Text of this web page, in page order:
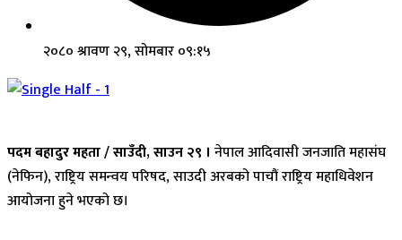
२०८० श्रावण २९, सोमबार ०९:१५
पदम बहादुर महता / साउँदी, साउन २९ । नेपाल आदिवासी जनजाति महासंघ
(नेफिन), राष्ट्रिय समन्वय परिषद, साउदी अरबको पाचौं राष्ट्रिय महाधिवेशन
आयोजना हुने भएको छ।